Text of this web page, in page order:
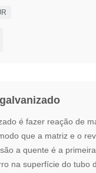
é fazer reação de
que a matriz e o
a quente é a
na superfície do tubo